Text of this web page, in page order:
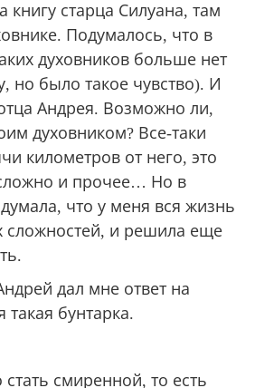
книгу старца Силуана, там
Подумалось, что в
духовников больше нет
но было такое чувство). И
Андрея. Возможно ли,
духовником? Все-таки
километров от него, это
и прочее… Но в
что у меня вся жизнь
сложностей, и решила еще
дал мне ответ на
бунтарка.
смиренной, то есть